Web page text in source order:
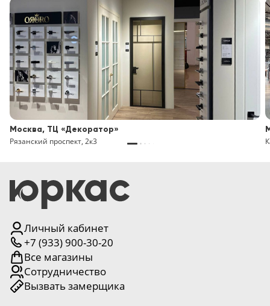
Москва, ТЦ «Декоратор»
Рязанский проспект, 2к3
Личный кабинет
+7 (933) 900-30-20
Все магазины
Сотрудничество
Вызвать замерщика